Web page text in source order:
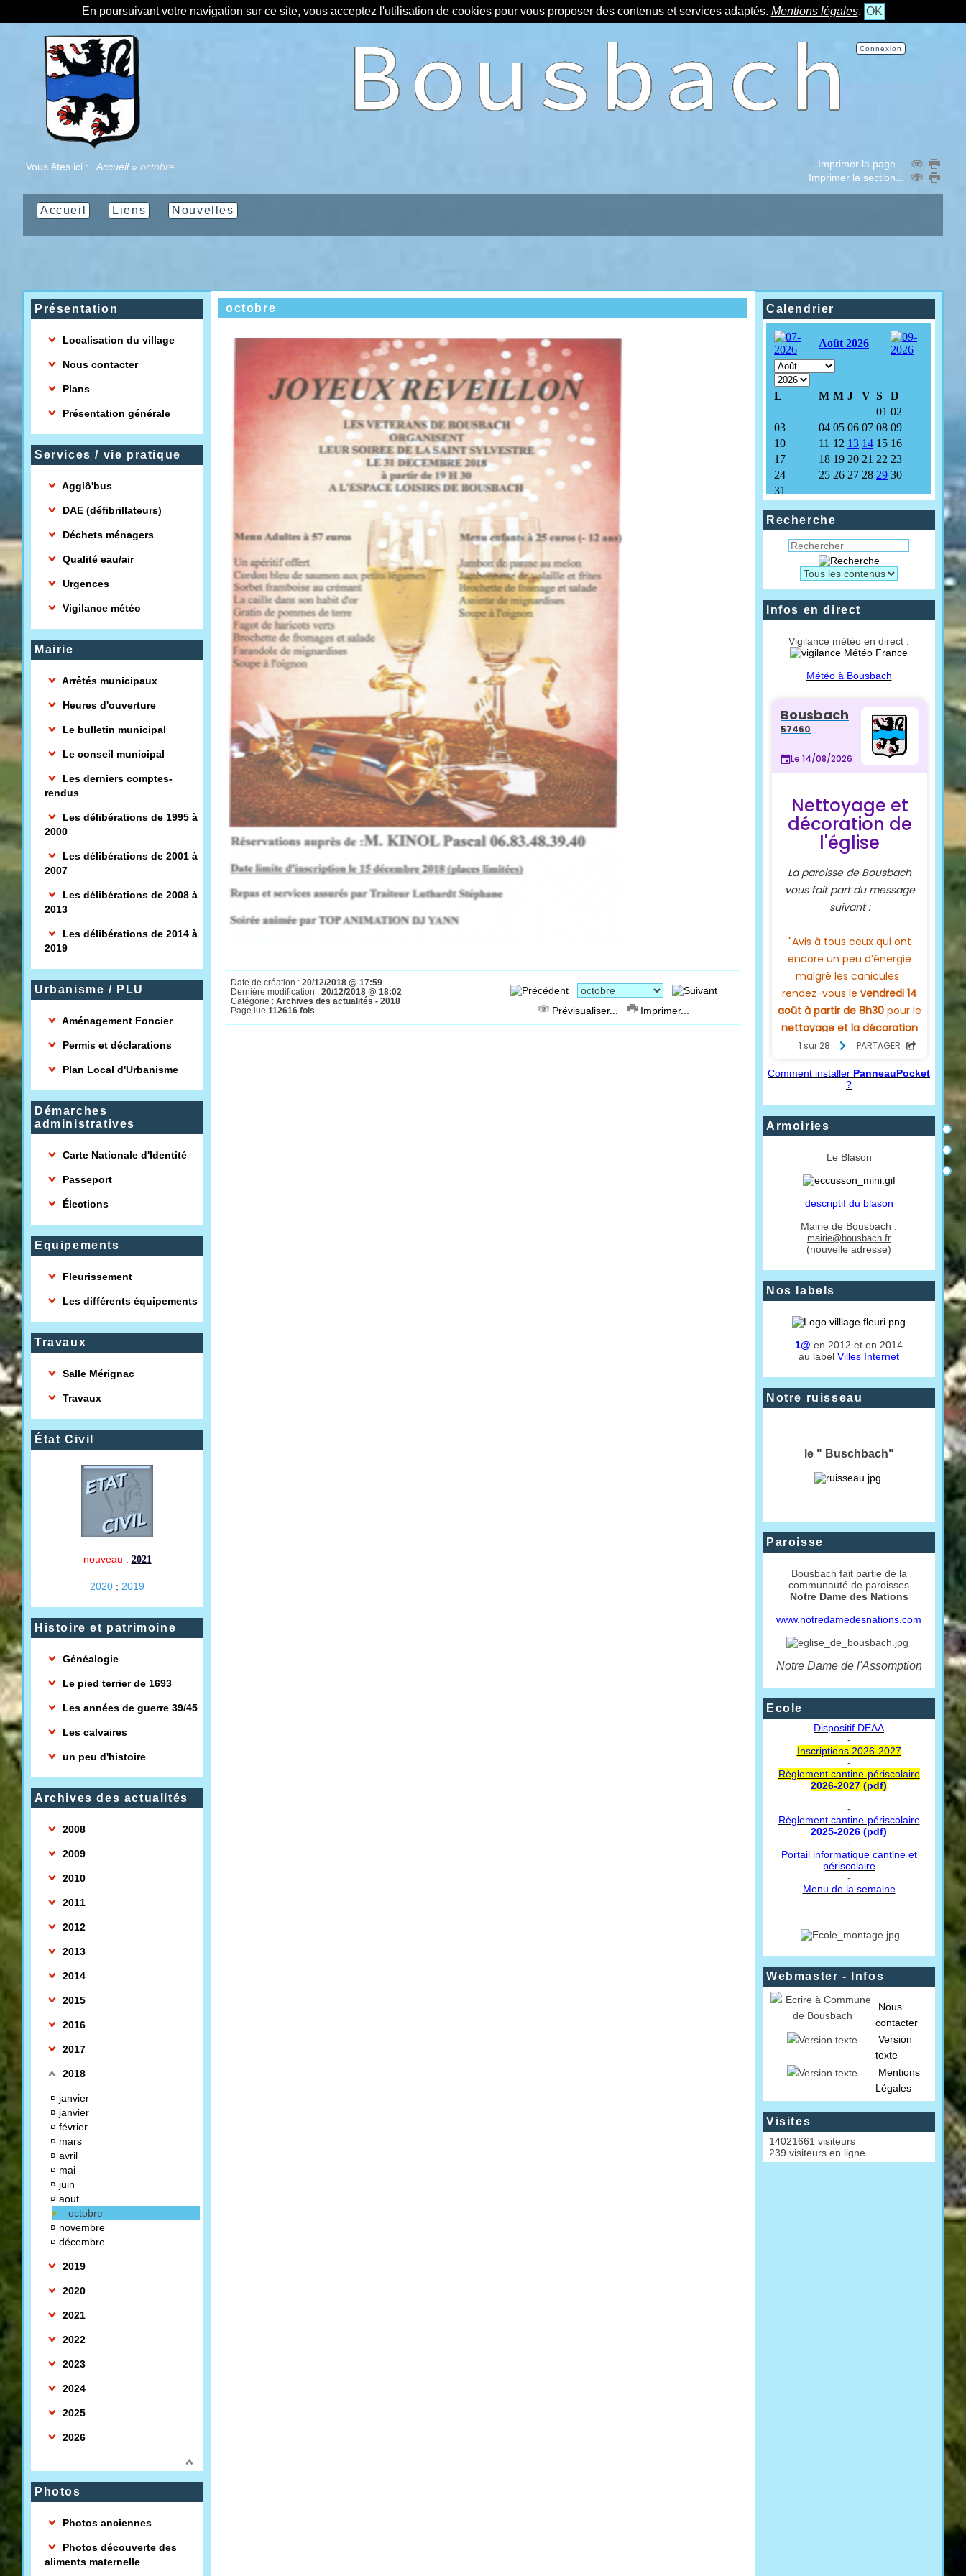
En poursuivant votre navigation sur ce site, vous acceptez l'utilisation de cookies pour vous proposer des contenus et services adaptés. Mentions légales. OK
Vous êtes ici : Accueil » octobre
Imprimer la page...
Imprimer la section...
Connexion
Accueil Liens Nouvelles
Présentation
Localisation du village
Nous contacter
Plans
Présentation générale
Services / vie pratique
Agglô'bus
DAE (défibrillateurs)
Déchets ménagers
Qualité eau/air
Urgences
Vigilance météo
Mairie
Arrêtés municipaux
Heures d'ouverture
Le bulletin municipal
Le conseil municipal
Les derniers comptes-
rendus
Les délibérations de 1995 à
2000
Les délibérations de 2001 à
2007
Les délibérations de 2008 à
2013
Les délibérations de 2014 à
2019
Urbanisme / PLU
Aménagement Foncier
Permis et déclarations
Plan Local d'Urbanisme
Démarches
administratives
Carte Nationale d'Identité
Passeport
Élections
Equipements
Fleurissement
Les différents équipements
Travaux
Salle Mérignac
Travaux
État Civil
nouveau : 2021
2020 ; 2019
Histoire et patrimoine
Généalogie
Le pied terrier de 1693
Les années de guerre 39/45
Les calvaires
un peu d'histoire
Archives des actualités
2008
2009
2010
2011
2012
2013
2014
2015
2016
2017
2018
¤ janvier
¤ janvier
¤ février
¤ mars
¤ avril
¤ mai
¤ juin
¤ aout
octobre
¤ novembre
¤ décembre
2019
2020
2021
2022
2023
2024
2025
2026
Photos
Photos anciennes
Photos découverte des
aliments maternelle
octobre
Date de création : 20/12/2018 @ 17:59
Dernière modification : 20/12/2018 @ 18:02
Catégorie : Archives des actualités - 2018
Page lue 112616 fois Prévisualiser... Imprimer...
Calendrier
Recherche
Infos en direct
Vigilance météo en direct :
Météo à Bousbach
Comment installer PanneauPocket
?
Armoiries
Le Blason
descriptif du blason
Mairie de Bousbach :
mairie@bousbach.fr
(nouvelle adresse)
Nos labels
1@ en 2012 et en 2014
au label Villes Internet
Notre ruisseau
le " Buschbach"
Paroisse
Bousbach fait partie de la
communauté de paroisses
Notre Dame des Nations
www.notredamedesnations.com
Notre Dame de l'Assomption
Ecole
Dispositif DEAA
-
Inscriptions 2026-2027
-
Règlement cantine-périscolaire
2026-2027 (pdf)
-
Règlement cantine-périscolaire
2025-2026 (pdf)
-
Portail informatique cantine et
périscolaire
-
Menu de la semaine
Webmaster - Infos
Nous
contacter
Version
texte
Mentions
Légales
Visites
14021661 visiteurs
239 visiteurs en ligne